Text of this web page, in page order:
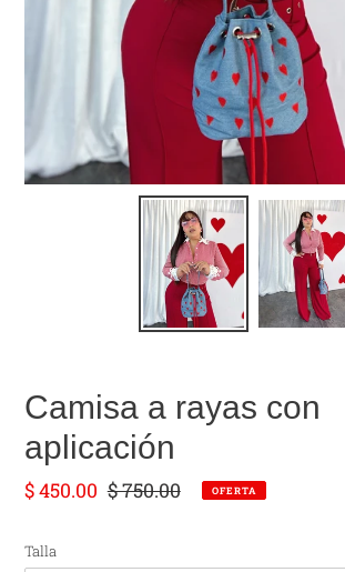
Camisa a rayas con
aplicación
Precio
venta
$ 450.00 Precio
$ 750.00 OFERTA
Talla